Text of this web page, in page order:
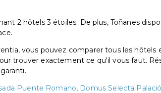
2 hôtels 3 étoiles. De plus, Toñanes
vous pouvez comparer tous les hôtels
trouver exactement ce qu'il vous faut.
Puente Romano, Domus Selecta